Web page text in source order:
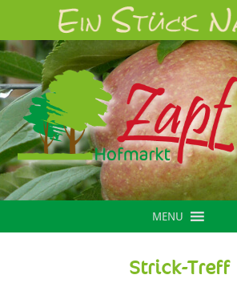
MENU
Strick-Treff